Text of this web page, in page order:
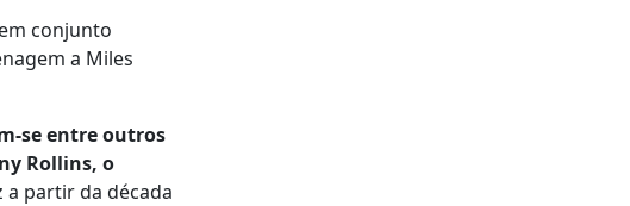
conjunto
a Miles
se entre outros
Rollins, o
a partir da década